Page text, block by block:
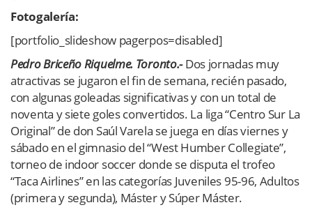
Fotogalería:
[portfolio_slideshow pagerpos=disabled]
Pedro Briceño Riquelme. Toronto.-Dos jornadas muy
atractivas se jugaron el fin de semana, recién pasado,
con algunas goleadas significativas y con un total de
noventa y siete goles convertidos. La liga “Centro Sur La
Original” de don Saúl Varela se juega en días viernes y
sábado en el gimnasio del “West Humber Collegiate”,
torneo de indoor soccer donde se disputa el trofeo
“Taca Airlines” en las categorías Juveniles 95-96, Adultos
(primera y segunda), Máster y Súper Máster.